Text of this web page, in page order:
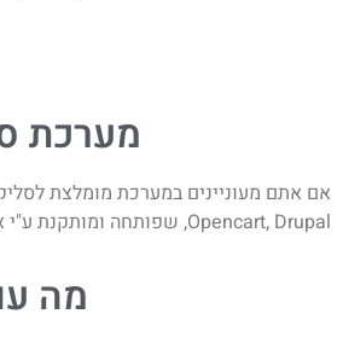
מערכת
Opencart, Drupal, שפותחה ומותקנת ע"י אחת מחברות האשראי הגדולות בארץ, ניתן
מה